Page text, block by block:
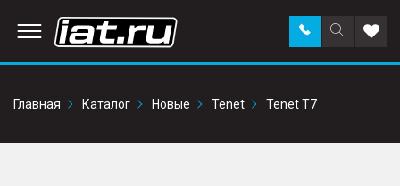
Поиск
по
Заказать
звонок в
Главная
Каталог Новые Tenet Tenet T7